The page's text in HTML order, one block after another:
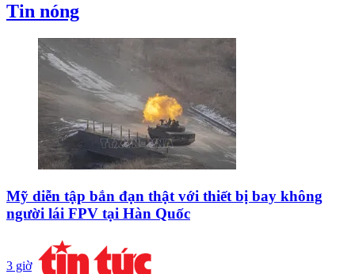
Tin nóng
Mỹ diễn tập bắn đạn thật với thiết bị bay không
người lái FPV tại Hàn Quốc
3 giờ